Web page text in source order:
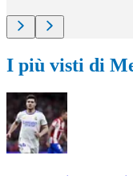
I più visti di